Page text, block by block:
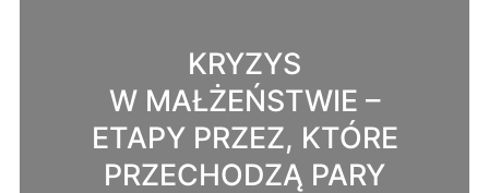
KRYZYS
W MAŁŻEŃSTWIE –
ETAPY PRZEZ, KTÓRE
PRZECHODZĄ PARY